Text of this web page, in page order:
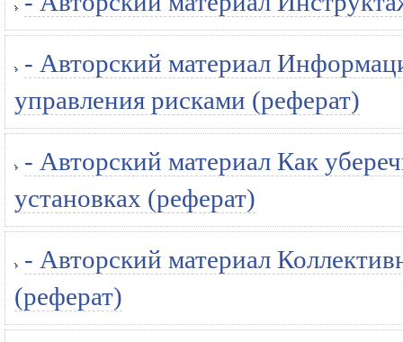
- Авторский материал
управления рисками (реферат)
- Авторский материал Как
установках (реферат)
- Авторский материал
(реферат)